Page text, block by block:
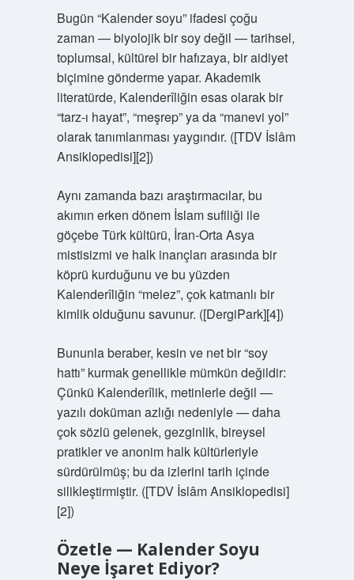
Bugün “Kalender soyu” ifadesi çoğu
zaman — biyolojik bir soy değil — tarihsel,
toplumsal, kültürel bir hafızaya, bir aidiyet
biçimine gönderme yapar. Akademik
literatürde, Kalenderîliğin esas olarak bir
“tarz‑ı hayat”, “meşrep” ya da “manevi yol”
olarak tanımlanması yaygındır. ([TDV İslâm
Ansiklopedisi][2])
Aynı zamanda bazı araştırmacılar, bu
akımın erken dönem İslam sufiliği ile
göçebe Türk kültürü, İran‑Orta Asya
mistisizmi ve halk inançları arasında bir
köprü kurduğunu ve bu yüzden
Kalenderîliğin “melez”, çok katmanlı bir
kimlik olduğunu savunur. ([DergiPark][4])
Bununla beraber, kesin ve net bir “soy
hattı” kurmak genellikle mümkün değildir:
Çünkü Kalenderîlik, metinlerle değil —
yazılı doküman azlığı nedeniyle — daha
çok sözlü gelenek, gezginlik, bireysel
pratikler ve anonim halk kültürleriyle
sürdürülmüş; bu da izlerini tarih içinde
silikleştirmiştir. ([TDV İslâm Ansiklopedisi]
[2])
Özetle — Kalender Soyu
Neye İşaret Ediyor?